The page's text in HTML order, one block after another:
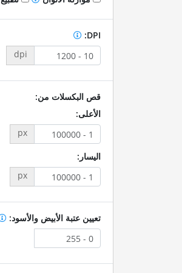
DPI:
dpi
قص البكسلات من:
الأعلى:
px
اليسار:
px
تعيين عتبة الأبيض والأسود: